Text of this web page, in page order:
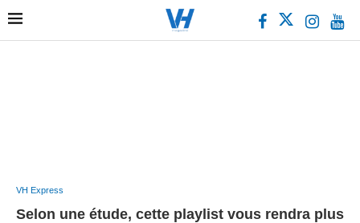
VH Express
Selon une étude, cette playlist vous rendra plus